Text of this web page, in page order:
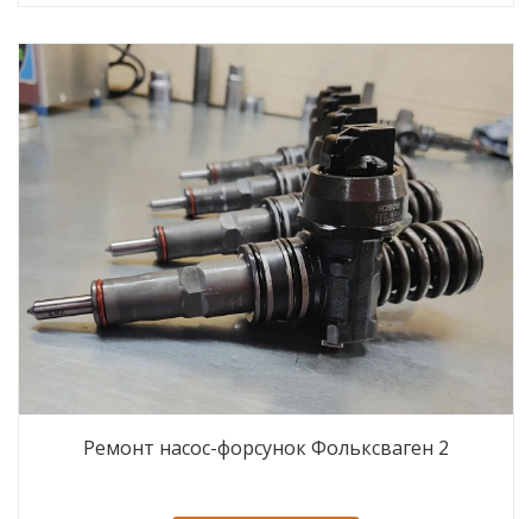
Ремонт насос-форсунок Фольксваген 2